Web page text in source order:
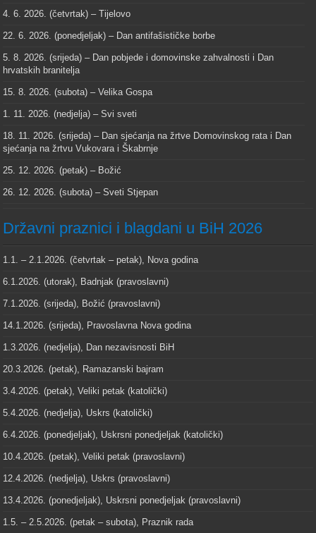
4. 6. 2026. (četvrtak) – Tijelovo
22. 6. 2026. (ponedjeljak) – Dan antifašističke borbe
5. 8. 2026. (srijeda) – Dan pobjede i domovinske zahvalnosti i Dan
hrvatskih branitelja
15. 8. 2026. (subota) – Velika Gospa
1. 11. 2026. (nedjelja) – Svi sveti
18. 11. 2026. (srijeda) – Dan sjećanja na žrtve Domovinskog rata i Dan
sjećanja na žrtvu Vukovara i Škabrnje
25. 12. 2026. (petak) – Božić
26. 12. 2026. (subota) – Sveti Stjepan
Državni praznici i blagdani u BiH 2026
1.1. – 2.1.2026. (četvrtak – petak), Nova godina
6.1.2026. (utorak), Badnjak (pravoslavni)
7.1.2026. (srijeda), Božić (pravoslavni)
14.1.2026. (srijeda), Pravoslavna Nova godina
1.3.2026. (nedjelja), Dan nezavisnosti BiH
20.3.2026. (petak), Ramazanski bajram
3.4.2026. (petak), Veliki petak (katolički)
5.4.2026. (nedjelja), Uskrs (katolički)
6.4.2026. (ponedjeljak), Uskrsni ponedjeljak (katolički)
10.4.2026. (petak), Veliki petak (pravoslavni)
12.4.2026. (nedjelja), Uskrs (pravoslavni)
13.4.2026. (ponedjeljak), Uskrsni ponedjeljak (pravoslavni)
1.5. – 2.5.2026. (petak – subota), Praznik rada